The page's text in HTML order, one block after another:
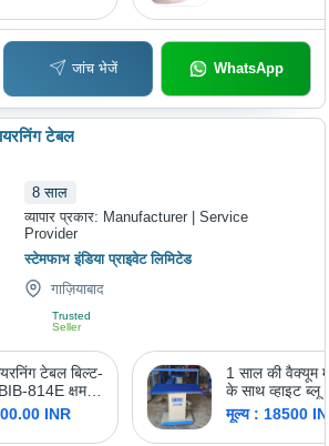
जांच भेजें WhatsApp
टेबल
8 साल
व्यापार प्रकार: Manufacturer | Service
Provider
स्टेमफाभ इंडिया प्राइवेट लिमिटेड
गाज़ियाबाद
Trusted
Seller
टेबल बिल्ट-
814E क्षमता:
घंटा
INR
1 साल की वैक्यूम
के साथ व्हाइट ब्लू
वैक्यूम प्रेसिंग टेबल
मूल्य : 18500